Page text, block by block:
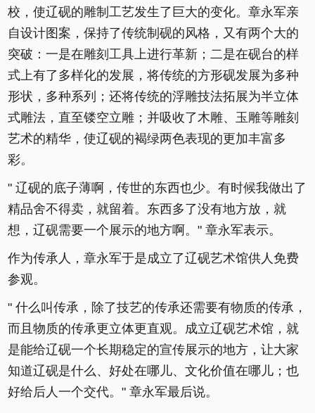
校，使辽砚的雕制工艺发生了巨大的变化。章永军亲
自设计图案，保持了传统制砚的风格，又有两个大的
突破：一是在雕刻工具上进行革新；二是在砚台的样
式上有了多样化的发展，将传统的方形砚发展为多种
形状，多种系列；还将传统的浮雕技法拓展为半立体
式雕法，直至镂空立雕；并吸收了木雕、玉雕等雕刻
艺术的精华，使辽砚的褐绿两色表现的更加丰富多
彩。
" 辽砚的底子薄啊，传世的东西也少。有时候我做出了
精品舍不得卖，就留着。东西多了没有地方放，就
想，辽砚需要一个展示的地方啊。" 章永军表示。
作为传承人，章永军于是成立了辽砚艺术馆供人免费
参观。
" 什么叫传承，除了技艺的传承还需要有物质的传承，
而且物质的传承更立体更直观。成立辽砚艺术馆，就
是能给辽砚一个长期稳定的宣传展示的地方，让大家
知道辽砚是什么、好处在哪儿、文化价值在哪儿；也
好给后人一个交代。" 章永军最后说。